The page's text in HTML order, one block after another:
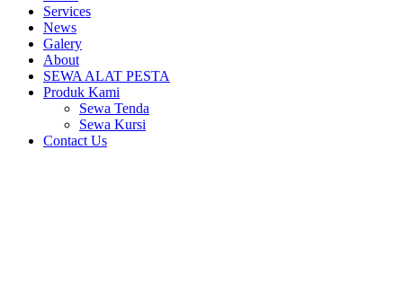
Services
News
Galery
About
SEWA ALAT PESTA
Produk Kami
Sewa Tenda
Sewa Kursi
Contact Us